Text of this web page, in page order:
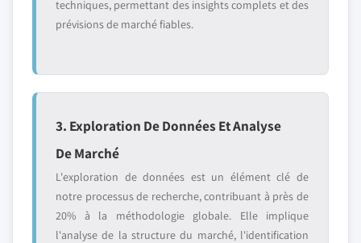
techniques, permettant des insights complets et des
prévisions de marché fiables.
3. Exploration De Données Et Analyse
De Marché
L'exploration de données est un élément clé de
notre processus de recherche, contribuant à près de
20% à la méthodologie globale. Elle implique
l'analyse de la structure du marché, l'identification